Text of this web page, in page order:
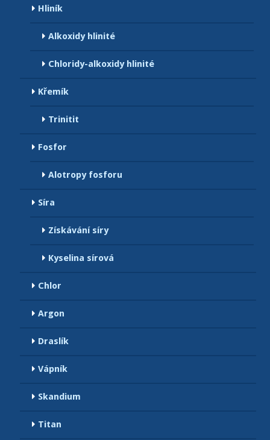
Hliník
Alkoxidy hlinité
Chloridy-alkoxidy hlinité
Křemík
Trinitit
Fosfor
Alotropy fosforu
Síra
Získávání síry
Kyselina sírová
Chlor
Argon
Draslík
Vápník
Skandium
Titan